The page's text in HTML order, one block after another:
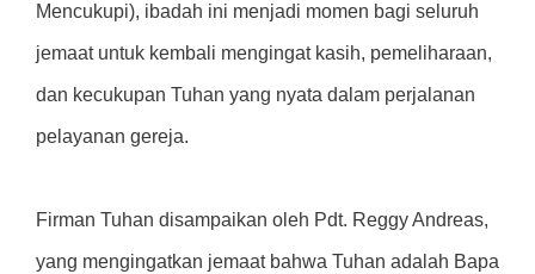
Mencukupi), ibadah ini menjadi momen bagi seluruh
jemaat untuk kembali mengingat kasih, pemeliharaan,
dan kecukupan Tuhan yang nyata dalam perjalanan
pelayanan gereja.
Firman Tuhan disampaikan oleh Pdt. Reggy Andreas,
yang mengingatkan jemaat bahwa Tuhan adalah Bapa